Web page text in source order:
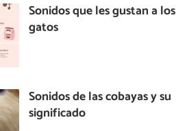
Sonidos que les gustan a los
gatos
Sonidos de las cobayas y su
significado